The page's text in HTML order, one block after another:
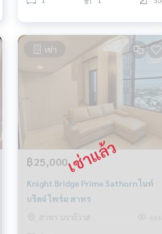
เช่า
฿25,000
Knight Bridge Prime Sathorn ไนท์
บริดจ์ ไพร์ม สาทร
สาทร นราธิวาส
666